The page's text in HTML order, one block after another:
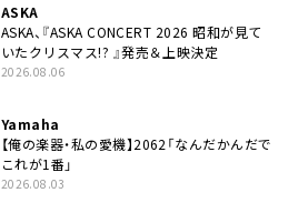
ASKA
ASKA、『ASKA CONCERT 2026 昭和が見て
いたクリスマス!? 』発売＆上映決定
2026.08.06
Yamaha
【俺の楽器・私の愛機】2062「なんだかんだで
これが1番」
2026.08.03